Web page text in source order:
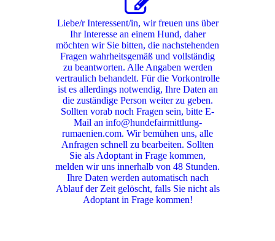
Liebe/r Interessent/in, wir freuen uns über
Ihr Interesse an einem Hund, daher
möchten wir Sie bitten, die nachstehenden
Fragen wahrheitsgemäß und vollständig
zu beantworten. Alle Angaben werden
vertraulich behandelt. Für die Vorkontrolle
ist es allerdings notwendig, Ihre Daten an
die zuständige Person weiter zu geben.
Sollten vorab noch Fragen sein, bitte E-
Mail an info@hundefairmittlung-
rumaenien.com. Wir bemühen uns, alle
Anfragen schnell zu bearbeiten. Sollten
Sie als Adoptant in Frage kommen,
melden wir uns innerhalb von 48 Stunden.
Ihre Daten werden automatisch nach
Ablauf der Zeit gelöscht, falls Sie nicht als
Adoptant in Frage kommen!